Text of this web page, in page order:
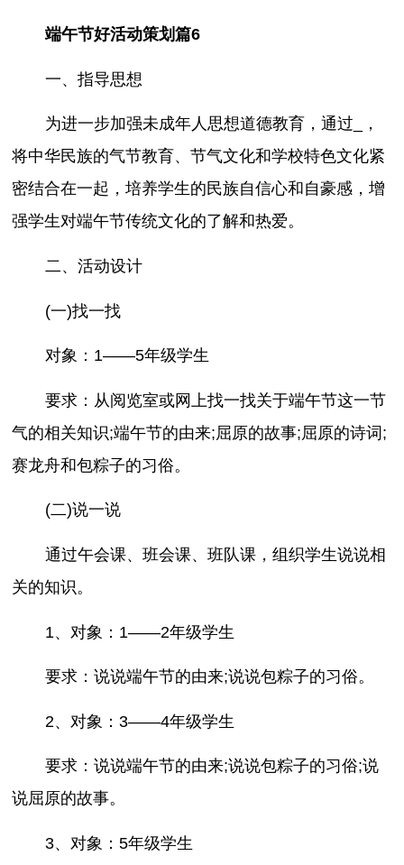
端午节好活动策划篇6
一、指导思想
为进一步加强未成年人思想道德教育，通过_，
将中华民族的气节教育、节气文化和学校特色文化紧
密结合在一起，培养学生的民族自信心和自豪感，增
强学生对端午节传统文化的了解和热爱。
二、活动设计
(一)找一找
对象：1——5年级学生
要求：从阅览室或网上找一找关于端午节这一节
气的相关知识;端午节的由来;屈原的故事;屈原的诗词;
赛龙舟和包粽子的习俗。
(二)说一说
通过午会课、班会课、班队课，组织学生说说相
关的知识。
1、对象：1——2年级学生
要求：说说端午节的由来;说说包粽子的习俗。
2、对象：3——4年级学生
要求：说说端午节的由来;说说包粽子的习俗;说
说屈原的故事。
3、对象：5年级学生